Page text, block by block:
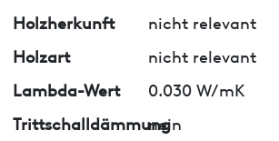
Holzherkunft
nicht relevant
Holzart
nicht relevant
Lambda-Wert
0.030 W/mK
Trittschalldämmung
nein